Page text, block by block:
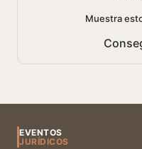
Muestra
EVENTOS
JURÍDICOS